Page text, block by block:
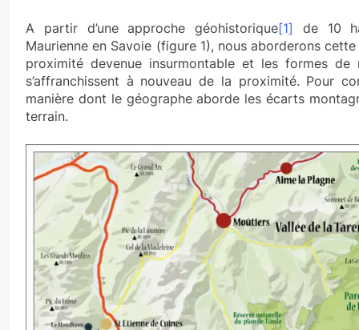
A partir d’une approche géohistorique[1] de 10
Maurienne en Savoie (figure 1), nous aborderons
proximité devenue insurmontable et les formes de
s’affranchissent à nouveau de la proximité. Pour
manière dont le géographe aborde les écarts
terrain.